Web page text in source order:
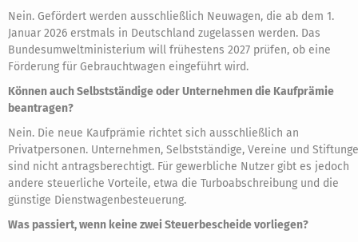
Nein. Gefördert werden ausschließlich Neuwagen, die ab dem 1.
Januar 2026 erstmals in Deutschland zugelassen werden. Das
Bundesumweltministerium will frühestens 2027 prüfen, ob eine
Förderung für Gebrauchtwagen eingeführt wird.
Können auch Selbstständige oder Unternehmen die Kaufprämie
beantragen?
Nein. Die neue Kaufprämie richtet sich ausschließlich an
Privatpersonen. Unternehmen, Selbstständige, Vereine und
sind nicht antragsberechtigt. Für gewerbliche Nutzer gibt es jedoch
andere steuerliche Vorteile, etwa die Turboabschreibung und die
günstige Dienstwagenbesteuerung.
Was passiert, wenn keine zwei Steuerbescheide vorliegen?